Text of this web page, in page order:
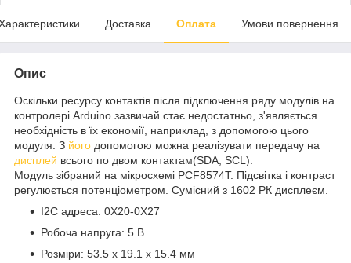
Доставка Оплата Умови повернення
Опис
Оскільки ресурсу контактів після підключення ряду модулів на
контролері Arduino зазвичай стає недостатньо, з'являється
необхідність в їх економії, наприклад, з допомогою цього
модуля. З його допомогою можна реалізувати передачу на
дисплей всього по двом контактам(SDA, SCL).
Модуль зібраний на мікросхемі PCF8574T. Підсвітка і контраст
регулюється потенціометром. Сумісний з 1602 РК дисплеєм.
I2C адреса: 0X20-0X27
Робоча напруга: 5 В
Розміри: 53.5 х 19.1 х 15.4 мм